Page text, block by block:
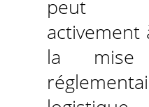
peut
activement
la